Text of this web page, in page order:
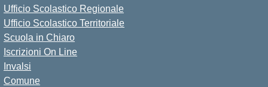
Ufficio Scolastico Regionale
Ufficio Scolastico Territoriale
Scuola in Chiaro
Iscrizioni On Line
Invalsi
Comune